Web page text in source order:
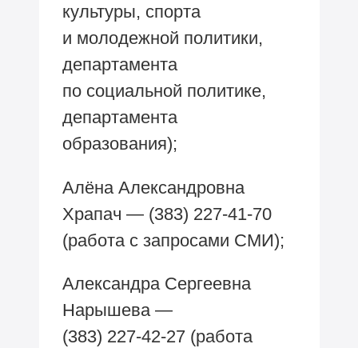
культуры, спорта
и молодежной политики,
департамента
по социальной политике,
департамента
образования);
Алёна Александровна
Храпач — (383) 227-41-70
(работа с запросами СМИ);
Александра Сергеевна
Нарышева —
(383) 227-42-27(работа